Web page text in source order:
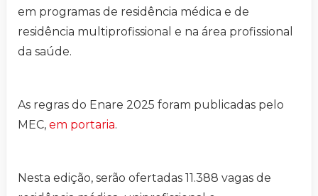
em programas de residência médica e de
residência multiprofissional e na área profissional
da saúde.
As regras do Enare 2025 foram publicadas pelo
MEC, em portaria.
Nesta edição, serão ofertadas 11.388 vagas de